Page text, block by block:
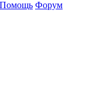
Помощь Форум